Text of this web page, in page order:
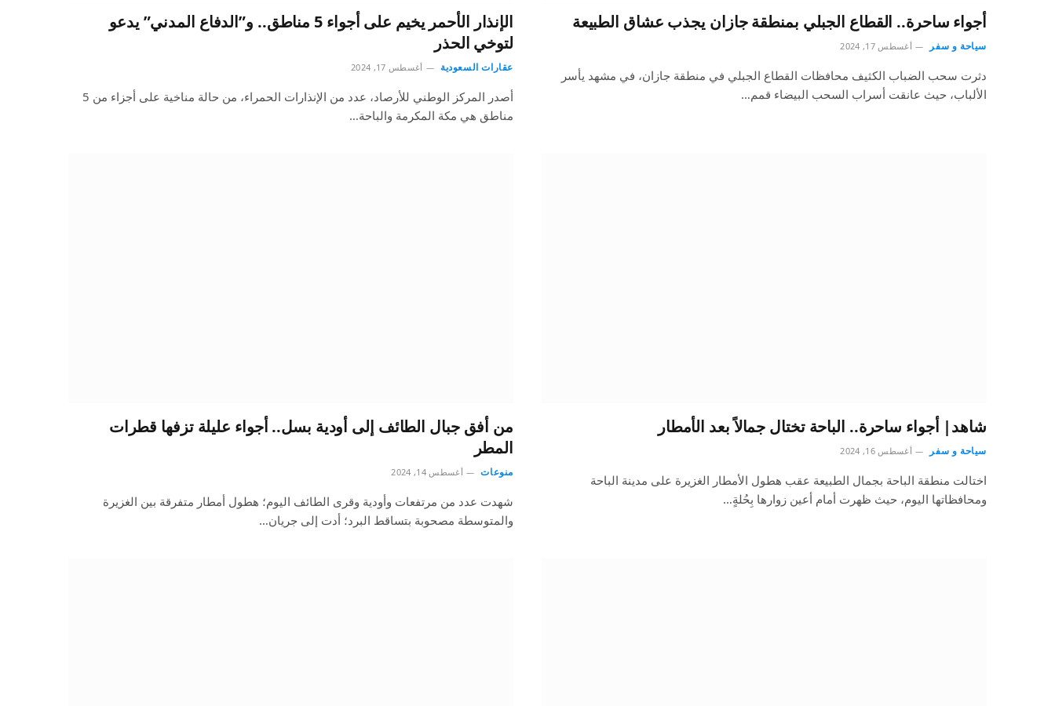
أجواء ساحرة.. القطاع الجبلي بمنطقة جازان يجذب عشاق الطبيعة
سياحة و سفر أغسطس 17, 2024
دثرت سحب الضباب الكثيف محافظات القطاع الجبلي في منطقة جازان، في مشهد يأسر
الألباب، حيث عانقت أسراب السحب البيضاء قمم…
الإنذار الأحمر يخيم على أجواء 5 مناطق.. و”الدفاع المدني” يدعو
لتوخي الحذر
عقارات السعودية أغسطس 17, 2024
أصدر المركز الوطني للأرصاد، عدد من الإنذارات الحمراء، من حالة مناخية على أجزاء من 5
مناطق هي مكة المكرمة والباحة…
شاهد| أجواء ساحرة.. الباحة تختال جمالاً بعد الأمطار
سياحة و سفر أغسطس 16, 2024
اختالت منطقة الباحة بجمال الطبيعة عقب هطول الأمطار الغزيرة على مدينة الباحة
ومحافظاتها اليوم، حيث ظهرت أمام أعين زوارها بِحُلةٍ…
من أفق جبال الطائف إلى أودية بسل.. أجواء عليلة تزفها قطرات
المطر
منوعات أغسطس 14, 2024
شهدت عدد من مرتفعات وأودية وقرى الطائف اليوم؛ هطول أمطار متفرقة بين الغزيرة
والمتوسطة مصحوبة بتساقط البرد؛ أدت إلى جريان…